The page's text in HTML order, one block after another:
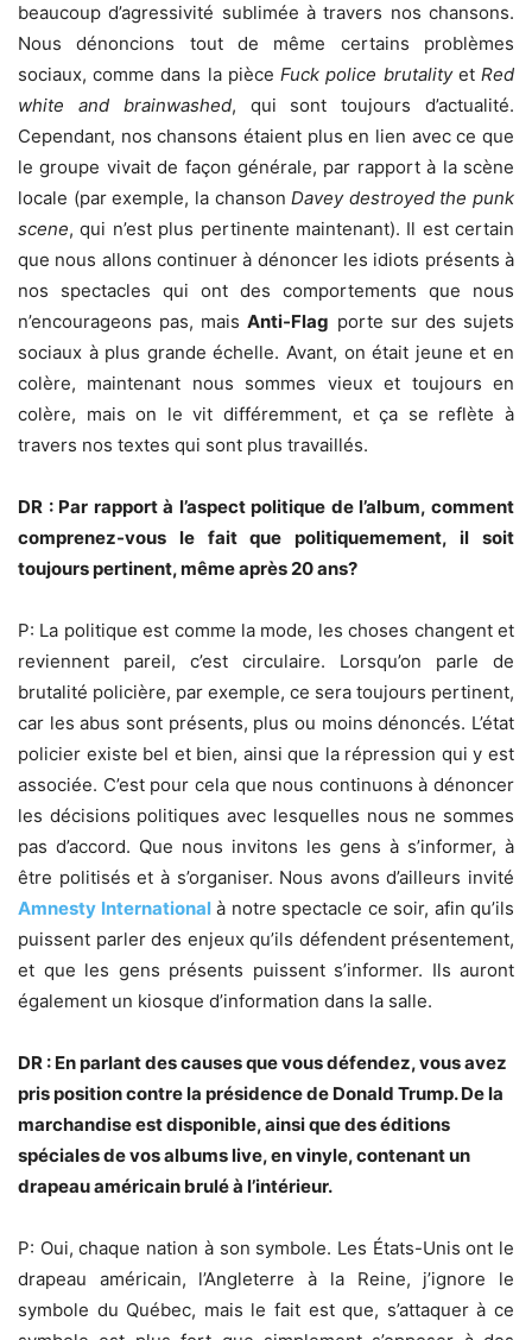
beaucoup d’agressivité sublimée à travers nos chansons.
Nous dénoncions tout de même certains problèmes
sociaux, comme dans la pièceFuck police brutalityetRed
white and brainwashed, qui sont toujours d’actualité.
Cependant, nos chansons étaient plus en lien avec ce que
le groupe vivait de façon générale, par rapport à la scène
locale (par exemple, la chansonDavey destroyed the punk
scene, qui n’est plus pertinente maintenant). Il est certain
que nous allons continuer à dénoncer les idiots présents à
nos spectacles qui ont des comportements que nous
n’encourageons pas, maisAnti-Flag porte sur des sujets
sociaux à plus grande échelle. Avant, on était jeune et en
colère, maintenant nous sommes vieux et toujours en
colère, mais on le vit différemment, et ça se reflète à
travers nos textes qui sont plus travaillés.
DR : Par rapport à l’aspect politique de l’album, comment
comprenez-vous le fait que politiquemement, il soit
toujours pertinent, même après 20 ans?
P: La politique est comme la mode, les choses changent et
reviennent pareil, c’est circulaire. Lorsqu’on parle de
brutalité policière, par exemple, ce sera toujours pertinent,
car les abus sont présents, plus ou moins dénoncés. L’état
policier existe bel et bien, ainsi que la répression qui y est
associée. C’est pour cela que nous continuons à dénoncer
les décisions politiques avec lesquelles nous ne sommes
pas d’accord. Que nous invitons les gens à s’informer, à
être politisés et à s’organiser. Nous avons d’ailleurs invité
Amnesty International à notre spectacle ce soir, afin qu’ils
puissent parler des enjeux qu’ils défendent présentement,
et que les gens présents puissent s’informer. Ils auront
également un kiosque d’information dans la salle.
DR : En parlant des causes que vous défendez, vous avez
pris position contre la présidence de Donald Trump. De la
marchandise est disponible, ainsi que des éditions
spéciales de vos albums live, en vinyle, contenant un
drapeau américain brulé à l’intérieur.
P: Oui, chaque nation à son symbole. Les États-Unis ont le
drapeau américain, l’Angleterre à la Reine, j’ignore le
symbole du Québec, mais le fait est que, s’attaquer à ce